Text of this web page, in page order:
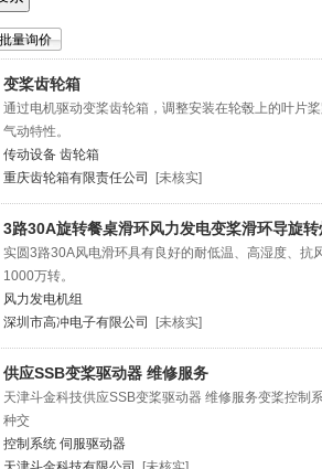
变桨齿轮箱
通过电机驱动变桨齿轮箱，调整安装在轮毂上的叶片
气动特性。
传动设备 齿轮箱
重庆齿轮箱有限责任公司
[未核实]
3路30A旋转餐桌滑环风力发电变桨滑环导旋
实圆3路30A风电滑环具有良好的耐低温、高湿度、
1000万转。
风力发电机组
深圳市高冲电子有限公司
[未核实]
供应SSB变桨驱动器 维修服务
天津斗金科技供应SSB变桨驱动器 维修服务变桨控制
种交
控制系统 伺服驱动器